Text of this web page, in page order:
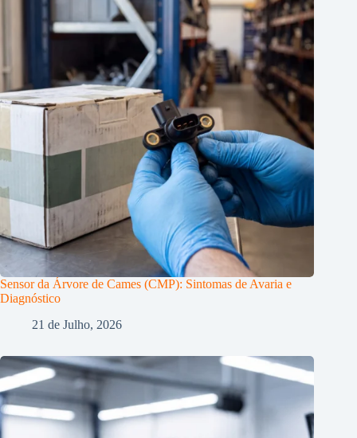
Sensor da Árvore de Cames (CMP): Sintomas de Avaria e
Diagnóstico
21 de Julho, 2026